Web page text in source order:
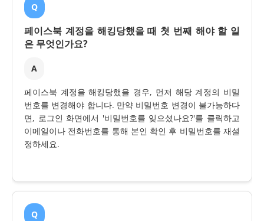
Q
페이스북 계정을 해킹당했을 때 첫 번째 해야 할 일
은 무엇인가요?
A
페이스북 계정을 해킹당했을 경우, 먼저 해당 계정의 비밀
번호를 변경해야 합니다. 만약 비밀번호 변경이 불가능하다
면, 로그인 화면에서 '비밀번호를 잊으셨나요?'를 클릭하고
이메일이나 전화번호를 통해 본인 확인 후 비밀번호를 재설
정하세요.
Q